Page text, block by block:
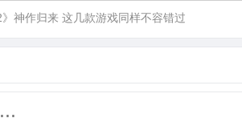
》神作归来 这几款游戏同样不容错过